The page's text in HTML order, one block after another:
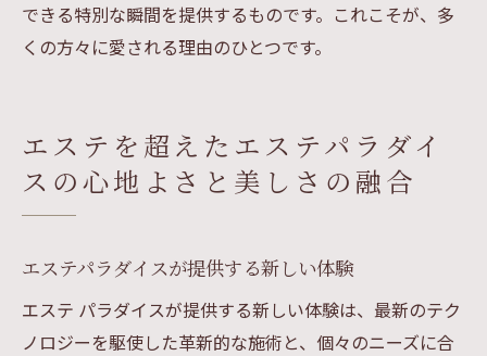
できる特別な瞬間を提供するものです。これこそが、多
くの方々に愛される理由のひとつです。
エステを超えたエステパラダイ
スの心地よさと美しさの融合
エステパラダイスが提供する新しい体験
エステ パラダイスが提供する新しい体験は、最新のテク
ノロジーを駆使した革新的な施術と、個々のニーズに合